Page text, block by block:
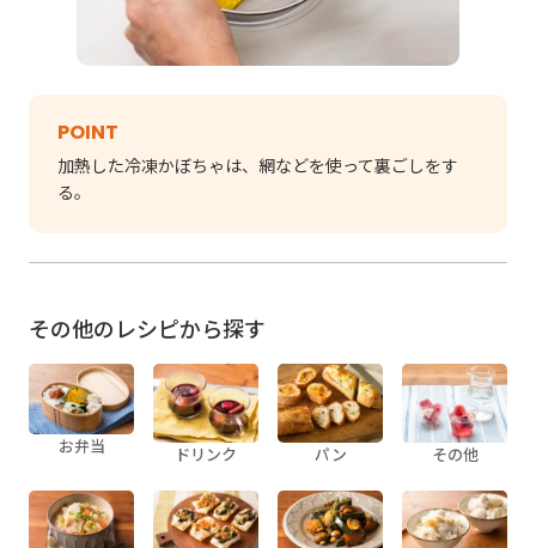
POINT
加熱した冷凍かぼちゃは、網などを使って裏ごしをす
る。
その他のレシピから探す
お弁当 ドリンク パン その他